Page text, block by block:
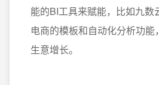
能的BI工具来赋能，比如九数
电商的模板和自动化分析功
生意增长。